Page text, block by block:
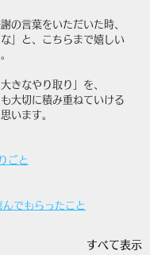
の言葉をいただいた時、
な」と、こちらまで嬉しい
きなやり取り」を、
大切に積み重ねていける
います。
ごと
でもらったこと
すべて表示